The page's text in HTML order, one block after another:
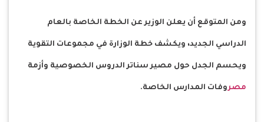
ومن المتوقع أن يعلن الوزير عن الخطة الخاصة بالعام
الدراسي الجديد، ويكشف خطة الوزارة في مجموعات التقوية
ويحسم الجدل حول مصير سناتر الدروس الخصوصية وأزمة
مصروفات المدارس الخاصة.